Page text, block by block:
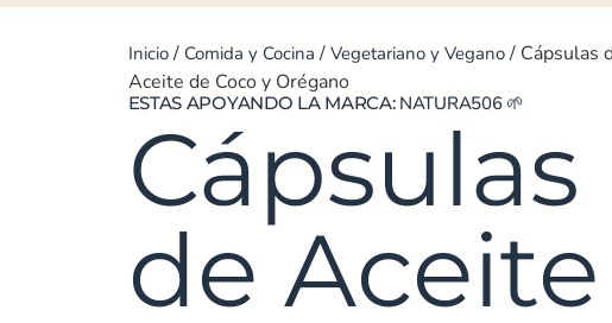
Inicio/ Comida y Cocina / Vegetariano y Vegano/ Cápsulas
Aceite de Coco y Orégano
ESTAS APOYANDO LA MARCA: NATURA506🌱
Cápsulas
de Aceite